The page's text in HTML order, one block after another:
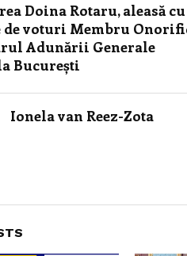
Doina Rotaru, aleasă cu
voturi Membru
Adunării Generale
București
Ionela van Reez-Zota